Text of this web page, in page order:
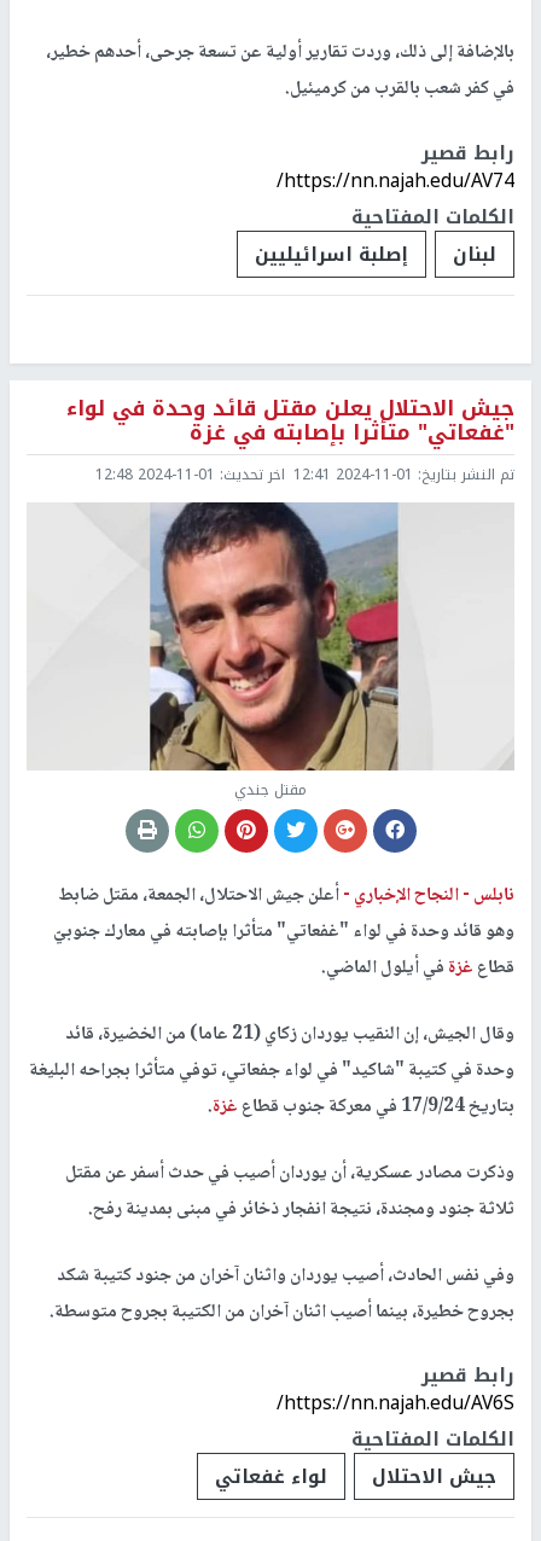
بالإضافة إلى ذلك، وردت تقارير أولية عن تسعة جرحى، أحدهم خطير،
في كفر شعب بالقرب من كرميئيل.
رابط قصير
https://nn.najah.edu/AV74/
الكلمات المفتاحية
لبنان
إصلبة اسرائيليين
جيش الاحتلال يعلن مقتل قائد وحدة في لواء
"غفعاتي" متأثرا بإصابته في غزة
تم النشر بتاريخ: 2024-11-01 12:41 اخر تحديث: 2024-11-01 12:48
مقتل جندي
نابلس -النجاح الإخباري -أعلن جيش الاحتلال، الجمعة، مقتل ضابط
وهو قائد وحدة في لواء "غفعاتي" متأثرا بإصابته في معارك جنوبيّ
قطاعغزةفي أيلول الماضي.
وقال الجيش، إن النقيب يوردان زكاي (21 عاما) من الخضيرة، قائد
وحدة في كتيبة "شاكيد" في لواء جفعاتي، توفي متأثرا بجراحه البليغة
بتاريخ 17/9/24 في معركة جنوب قطاع
غزة.
وذكرت مصادر عسكرية، أن يوردان أصيب في حدث أسفر عن مقتل
ثلاثة جنود ومجندة، نتيجة انفجار ذخائر في مبنى بمدينة رفح.
وفي نفس الحادث، أصيب يوردان واثنان آخران من جنود كتيبة شكد
بجروح خطيرة، بينما أصيب اثنان آخران من الكتيبة بجروح متوسطة.
رابط قصير
https://nn.najah.edu/AV6S/
الكلمات المفتاحية
جيش الاحتلال
لواء غفعاتي